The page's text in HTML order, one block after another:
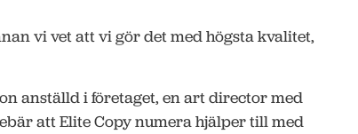
vi vet att vi gör det med högsta kvalitet,
anställd i företaget, en art director med
att Elite Copy numera hjälper till med